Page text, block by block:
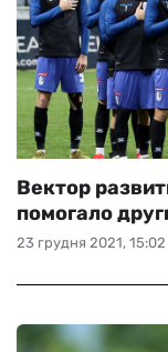
23 грудня 2021, 15:02
Вектор
помогало